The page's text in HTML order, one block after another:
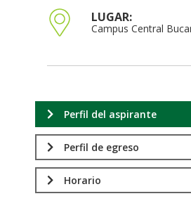
LUGAR:
Campus Central
Perfil del aspirante
Perfil de egreso
Horario